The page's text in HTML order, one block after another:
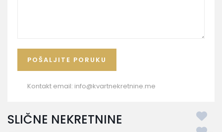
Kontakt email: info@kvartnekretnine.me
SLIČNE NEKRETNINE